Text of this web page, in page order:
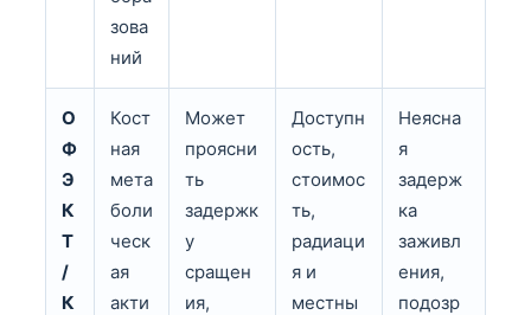
зова
ний
О
Ф
Э
К
Т
/
К
Кост
ная
мета
боли
ческ
ая
акти
Может
проясни
ть
задержк
у
сращен
ия,
Доступн
ость,
стоимос
ть,
радиаци
я и
местны
Неясна
я
задерж
ка
заживл
ения,
подозр